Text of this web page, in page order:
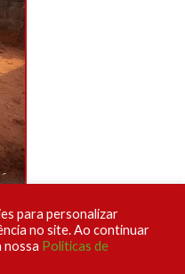
para personalizar
no site. Ao continuar
nossa Politicas de